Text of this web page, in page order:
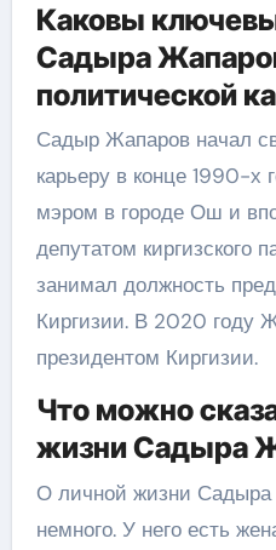
Каковы
Садыра
политической
Садыр Жапаров начал
карьеру в конце 1990-х
мэром в городе Ош и
депутатом киргизского
занимал должность
Киргизии. В 2020 году
президентом Киргизии.
Что можно
жизни Садыра
О личной жизни Садыра
немного. У него есть